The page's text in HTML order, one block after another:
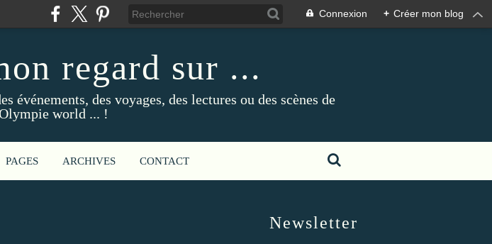
Connexion + Créer mon blog
regard sur ...
événements, des voyages, des lectures ou des scènes de
world ... !
PAGES ARCHIVES CONTACT
Newsletter